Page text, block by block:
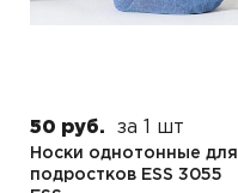
50 руб. за 1 шт
Носки однотонные для
подростков ESS 3055